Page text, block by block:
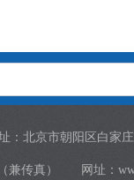
：北京市朝阳区白家
兼传真） 网址：